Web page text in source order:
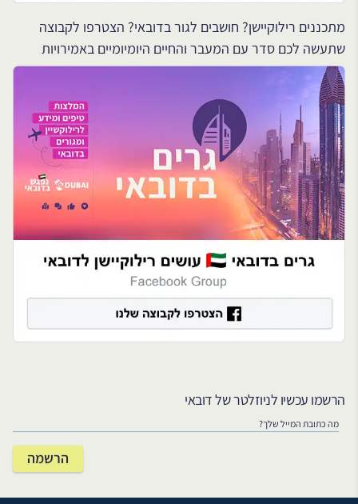
מתכננים רילוקיישן? חושבים לגור בדובאי? הצטרפו לקבוצה
שתעשה לכם סדר עם המעבר והחיים היומיומיים באמירויות
הרשמו עכשיו לניוזלטר של דובאי